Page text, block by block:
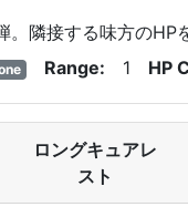
。隣接する味方のHP
Range 1 HP
ロングキュアレ
スト